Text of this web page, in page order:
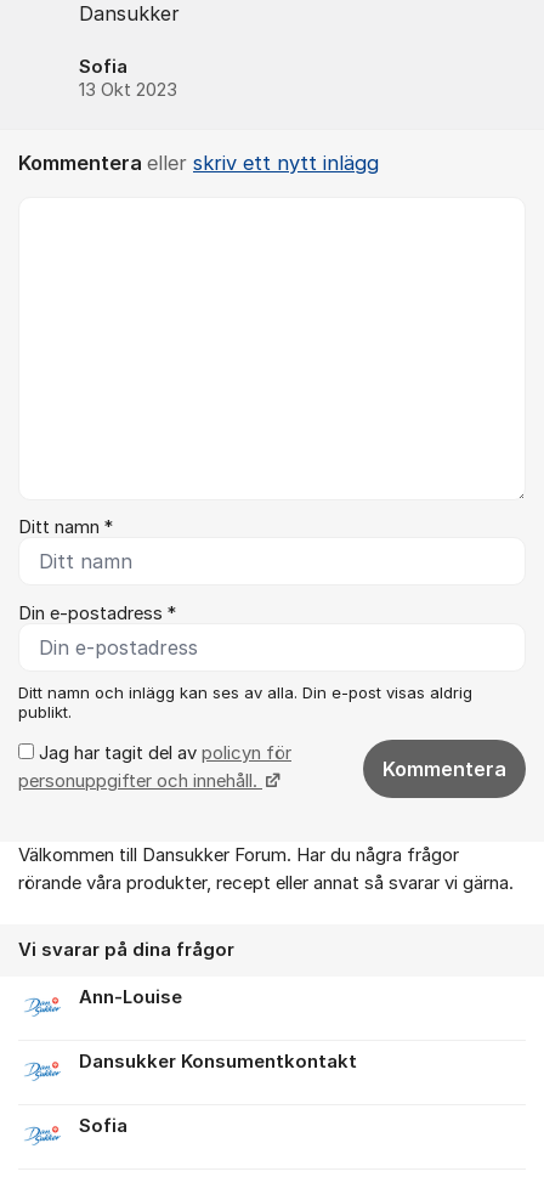
Dansukker
Sofia
13 Okt 2023
Kommentera eller skriv ett nytt inlägg
Ditt namn *
Din e-postadress *
Ditt namn och inlägg kan ses av alla. Din e-post visas aldrig
publikt.
Jag har tagit del av policyn för
personuppgifter och innehåll.
Kommentera
Om forumet
Välkommen till Dansukker Forum. Har du några frågor
rörande våra produkter, recept eller annat så svarar vi gärna.
Vi svarar på dina frågor
Ann-Louise
Dansukker Konsumentkontakt
Sofia